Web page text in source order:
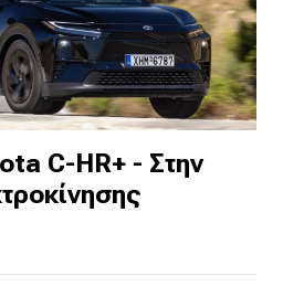
C-HR+ - Στην